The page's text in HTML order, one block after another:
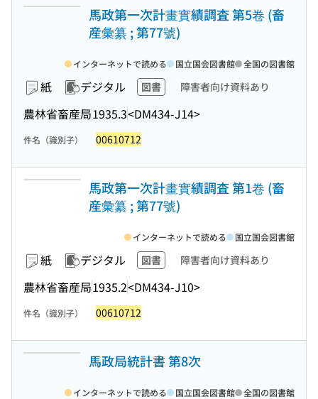
馬政第一次計畫實績調査 第5卷 (畜
産彙纂 ; 第77號)
紙 デジタル 図書 障害者向け資料あり
農林省畜産局1935.3<DM434-J14>
インターネットで読める 国立国会図書館 全国の図書館
件名（識別子） 00610712
馬政第一次計畫實績調査 第1卷 (畜
産彙纂 ; 第77號)
紙 デジタル 図書 障害者向け資料あり
農林省畜産局1935.2<DM434-J10>
インターネットで読める 国立国会図書館
件名（識別子） 00610712
馬政局統計書 第8次
インターネットで読める 国立国会図書館 全国の図書館